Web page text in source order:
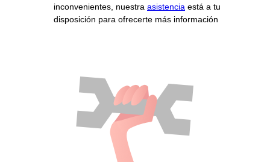
inconvenientes, nuestra asistencia está a tu
disposición para ofrecerte más información